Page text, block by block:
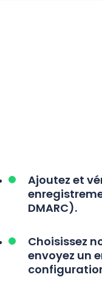
Ajoutez et
DMARC).
Choisissez
envoyez un